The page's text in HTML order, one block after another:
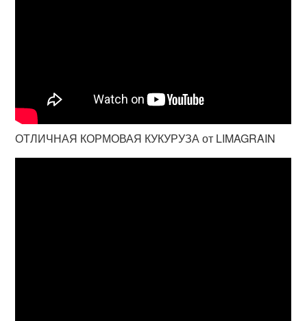
ОТЛИЧНАЯ КОРМОВАЯ КУКУРУЗА от LIMAGRAIN